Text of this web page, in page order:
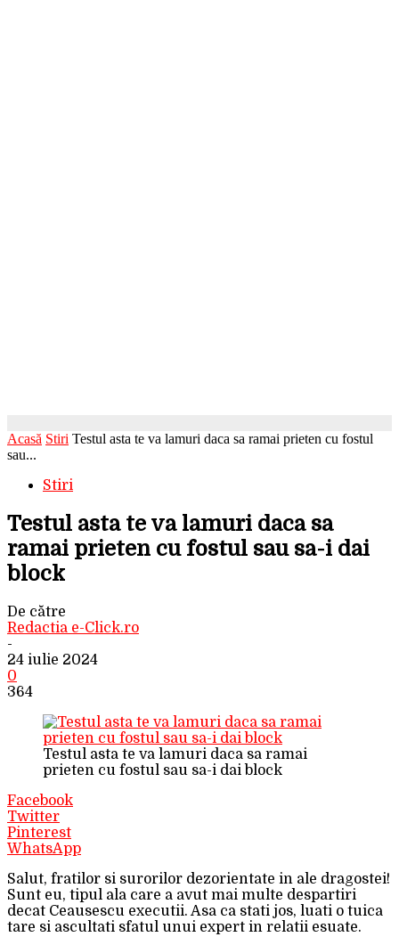
Acasă Stiri Testul asta te va lamuri daca sa ramai prieten cu fostul
sau...
Stiri
Testul asta te va lamuri daca sa
ramai prieten cu fostul sau sa-i dai
block
De către
Redactia e-Click.ro
-
24 iulie 2024
0
364
Testul asta te va lamuri daca sa ramai
prieten cu fostul sau sa-i dai block
Facebook
Twitter
Pinterest
WhatsApp
Salut, fratilor si surorilor dezorientate in ale dragostei!
Sunt eu, tipul ala care a avut mai multe despartiri
decat Ceausescu executii. Asa ca stati jos, luati o tuica
tare si ascultati sfatul unui expert in relatii esuate.